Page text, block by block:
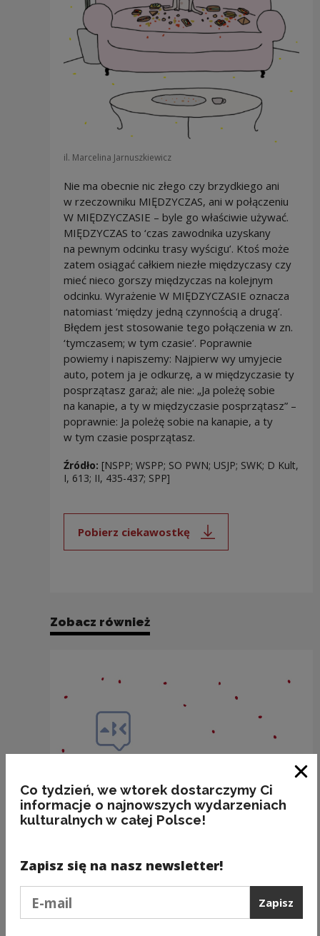
il. Marcelina Jarnuszkiewicz
Nie ma obecnie nic złego czy brzydkiego ani
w rzeczowniku MIĘDZYCZAS, ani w połączeniu
W MIĘDZYCZASIE – byle go właściwie używać.
MIĘDZYCZAS to ‘czas zawodnika uzyskany
na pewnym odcinku trasy wyścigu’. Ktoś może
zatem osiągać całkiem niezłe międzyczasy czy
mieć nieco gorszy międzyczas na kolejnym
odcinku. Wyrażenie W MIĘDZYCZASIE oznacza
natomiast ‘między jedną czynnością a drugą’.
Błędem jest stosowanie tego połączenia w zn.
‘tymczasem; w tym czasie’. Poprawnie
powiemy i napiszemy: Najpierw wy umyjecie
auto, potem ja je odkurzę, a w międzyczasie ty
posprzątasz garaż; ale nie: „Ja poleżę sobie
na kanapie, a ty w międzyczasie posprzątasz” –
poprawnie: Ja poleżę sobie na kanapie, a ty
w tym czasie posprzątasz.
Źródło: [NSPP; WSPP; SO PWN; USJP; SWK; D Kult,
I, 613; II, 435-437; SPP]
Pobierz ciekawostkę
Uwaga, link zostanie otwarty
Zobacz również
Co tydzień, we wtorek dostarczymy Ci
informacje o najnowszych wydarzeniach
kulturalnych w całej Polsce!
Zapisz się na nasz newsletter!
Zapisz